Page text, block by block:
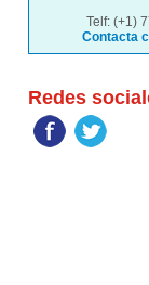
Telf: (+1)
Contacta
Redes